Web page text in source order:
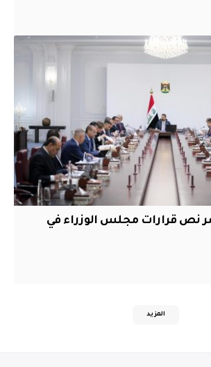
نص قرارات مجلس الوزراء في
المزيد